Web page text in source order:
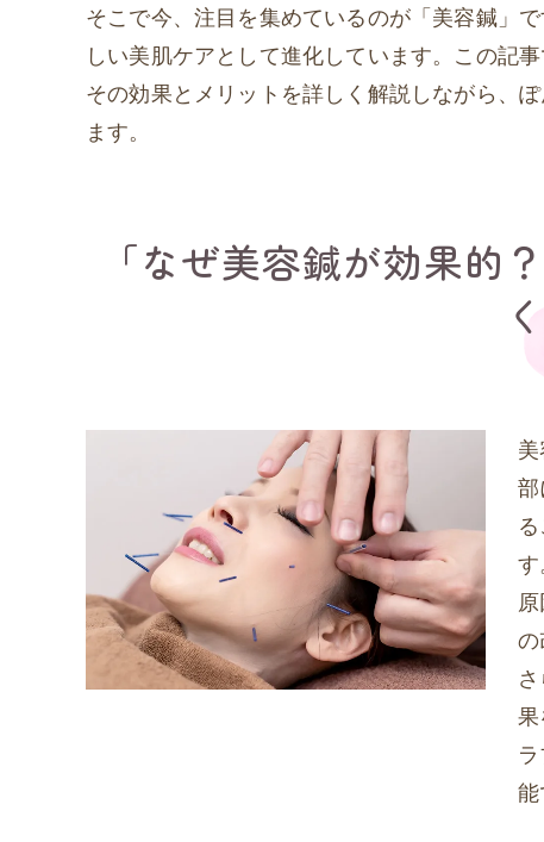
そこで今、注目を集めているのが「美容鍼」
しい美肌ケアとして進化しています。この記
その効果とメリットを詳しく解説しながら、
ます。
「なぜ美容鍼が効果的
の
能